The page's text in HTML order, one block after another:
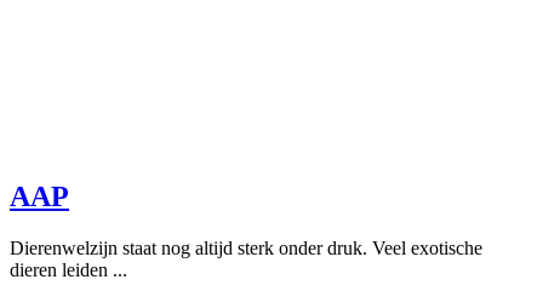
AAP
Dierenwelzijn staat nog altijd sterk onder druk. Veel exotische
dieren leiden ...